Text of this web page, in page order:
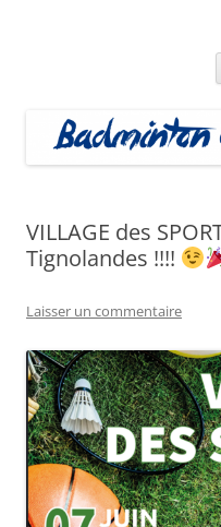
VILLAGE des
Tignolandes !!!!
Laisser un commentaire